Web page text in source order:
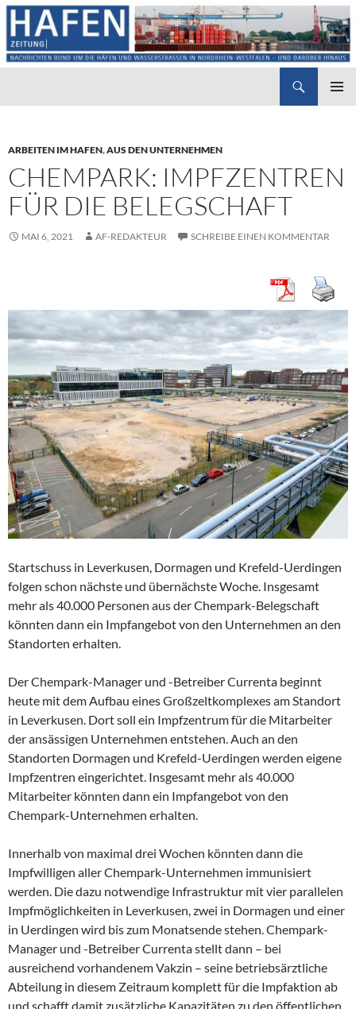
ARBEITEN IM HAFEN,AUS DEN UNTERNEHMEN
CHEMPARK: IMPFZENTREN
FÜR DIE BELEGSCHAFT
MAI 6, 2021 AF-REDAKTEUR SCHREIBE EINEN KOMMENTAR
Startschuss in Leverkusen, Dormagen und Krefeld-Uerdingen
folgen schon nächste und übernächste Woche. Insgesamt
mehr als 40.000 Personen aus der Chempark-Belegschaft
könnten dann ein Impfangebot von den Unternehmen an den
Standorten erhalten.
Der Chempark-Manager und -Betreiber Currenta beginnt
heute mit dem Aufbau eines Großzeltkomplexes am Standort
in Leverkusen. Dort soll ein Impfzentrum für die Mitarbeiter
der ansässigen Unternehmen entstehen. Auch an den
Standorten Dormagen und Krefeld-Uerdingen werden eigene
Impfzentren eingerichtet. Insgesamt mehr als 40.000
Mitarbeiter könnten dann ein Impfangebot von den
Chempark-Unternehmen erhalten.
Innerhalb von maximal drei Wochen könnten dann die
Impfwilligen aller Chempark-Unternehmen immunisiert
werden. Die dazu notwendige Infrastruktur mit vier parallelen
Impfmöglichkeiten in Leverkusen, zwei in Dormagen und einer
in Uerdingen wird bis zum Monatsende stehen. Chempark-
Manager und -Betreiber Currenta stellt dann – bei
ausreichend vorhandenem Vakzin – seine betriebsärztliche
Abteilung in diesem Zeitraum komplett für die Impfaktion ab
und schafft damit zusätzliche Kapazitäten zu den öffentlichen